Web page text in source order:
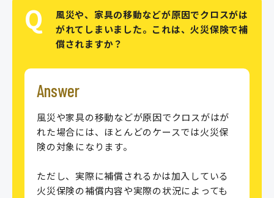
Q
風災や、家具の移動などが原因でクロスがは
がれてしまいました。これは、火災保険で補
償されますか？
Answer
風災や家具の移動などが原因でクロスがはが
れた場合には、ほとんどのケースでは火災保
険の対象になります。
ただし、実際に補償されるかは加入している
火災保険の補償内容や実際の状況によっても